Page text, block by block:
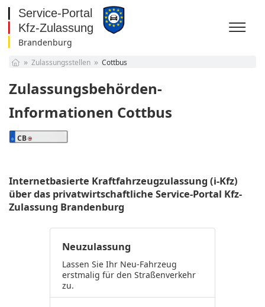
Brandenburg
Bayern
Brandenburg
Bremen
Hamburg
Hessen
Mecklenburg-
Rheinland-Pfalz
Saarland
Sachsen
Thüringen
Zulassungsstellen Cottbus
Zulassungsbehörden-
Informationen Cottbus
CB
Internetbasierte Kraftfahrzeugzulassung (i-Kfz)
über das privatwirtschaftliche Service-Portal Kfz-
Zulassung Brandenburg
Neuzulassung
Lassen Sie Ihr Neu-Fahrzeug
erstmalig für den Straßenverkehr
zu.